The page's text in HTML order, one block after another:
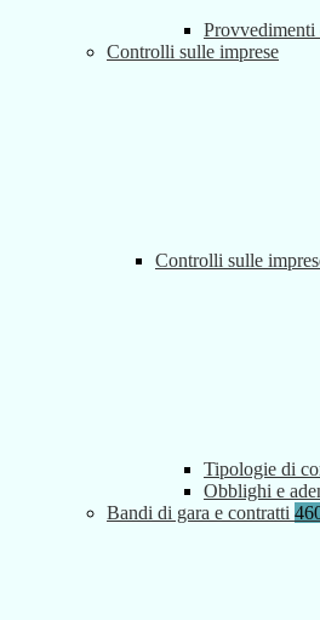
Controlli sulle imprese
Controlli sulle
Tipologie di
Obblighi e
Bandi di gara e contratti